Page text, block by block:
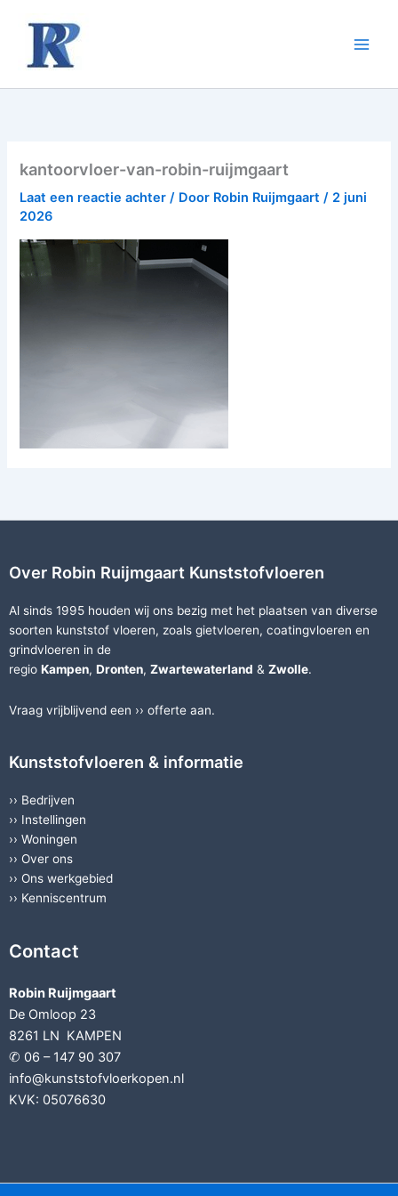
inhoud
kantoorvloer-van-robin-ruijmgaart
Laat een reactie achter / Door Robin Ruijmgaart/ 2 juni
2026
Over Robin Ruijmgaart Kunststofvloeren
Al sinds 1995 houden wij ons bezig met het plaatsen van diverse
soorten kunststof vloeren, zoals gietvloeren, coatingvloeren en
grindvloeren in de
regio Kampen, Dronten, Zwartewaterland & Zwolle.
Vraag vrijblijvend een ›› offerte aan.
Kunststofvloeren & informatie
›› Bedrijven
›› Instellingen
›› Woningen
›› Over ons
›› Ons werkgebied
›› Kenniscentrum
Contact
Robin Ruijmgaart
De Omloop 23
8261 LN KAMPEN
✆ 06 – 147 90 307
info@kunststofvloerkopen.nl
KVK: 05076630